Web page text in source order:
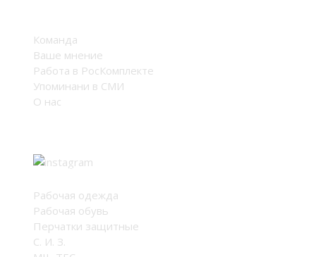
Команда
Ваше мнение
Работа в РосКомплекте
Упоминани в СМИ
О нас
Каталог
Рабочая одежда
Рабочая обувь
Перчатки защитные
С. И. З.